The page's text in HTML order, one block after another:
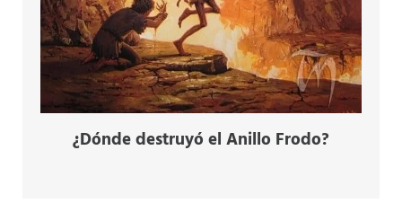
¿Dónde destruyó el Anillo Frodo?